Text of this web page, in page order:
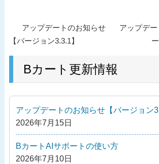
ナ
シ
ョ
ン
過
去
投
アップデートのお知らせ
【バージョン3.3.1】
次
アップデ
Bカート更新情報
アップデートのお知らせ【バージョン
2026年7月15日
BカートAIサポートの使い方
2026年7月10日